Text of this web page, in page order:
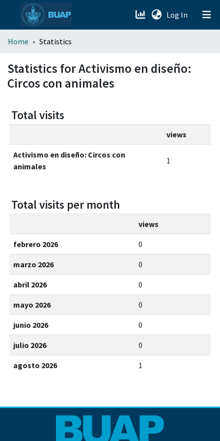
Log In (current)
menu.section.about_menu
All of DSpace
Home Statistics
Statistics for Activismo en diseño:
Circos con animales
Total visits
views
Activismo en diseño: Circos con
animales
1
Total visits per month
views
febrero 2026 0
marzo 2026 0
abril 2026 0
mayo 2026 0
junio 2026 0
julio 2026 0
agosto 2026 1